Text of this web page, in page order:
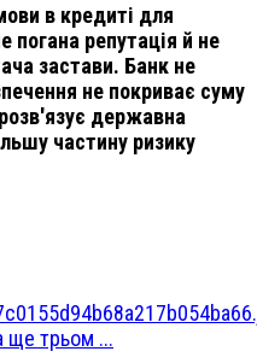
в кредиті для
погана репутація й не
застави. Банк не
не покриває суму
державна
частину ризику
ще трьом ...